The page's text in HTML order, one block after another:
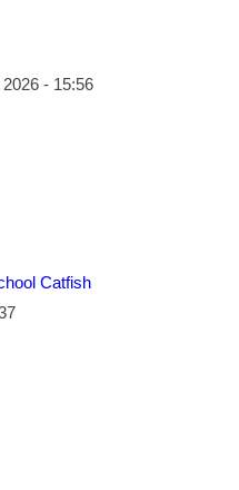
2026 - 15:56
Catfish